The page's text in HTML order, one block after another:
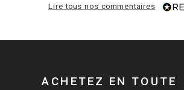
Lire tous nos commentaires
ACHETEZ EN TOUTE